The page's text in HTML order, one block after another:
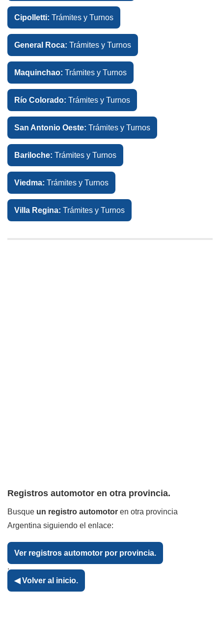
Cipolletti: Trámites y Turnos
General Roca: Trámites y Turnos
Maquinchao: Trámites y Turnos
Río Colorado: Trámites y Turnos
San Antonio Oeste: Trámites y Turnos
Bariloche: Trámites y Turnos
Viedma: Trámites y Turnos
Villa Regina: Trámites y Turnos
Registros automotor en otra provincia.
Busque un registro automotor en otra provincia
Argentina siguiendo el enlace:
Ver registros automotor por provincia.
.
◀ Volver al inicio.